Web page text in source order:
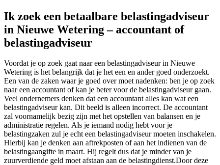
Ik zoek een betaalbare belastingadviseur
in Nieuwe Wetering – accountant of
belastingadviseur
Voordat je op zoek gaat naar een belastingadviseur in Nieuwe
Wetering is het belangrijk dat je het een en ander goed onderzoekt.
Een van de zaken waar je goed over moet nadenken: ben je op zoek
naar een accountant of kan je beter voor de belastingadviseur gaan.
Veel ondernemers denken dat een accountant alles kan wat een
belastingadviseur kan. Dit beeld is alleen incorrect. De accountant
zal voornamelijk bezig zijn met het opstellen van balansen en je
administratie regelen. Als je iemand nodig hebt voor je
belastingzaken zul je echt een belastingadviseur moeten inschakelen.
Hierbij kan je denken aan aftrekposten of aan het indienen van de
belastingaangifte in maart. Hij regelt dus dat je minder van je
zuurverdiende geld moet afstaan aan de belastingdienst.Door deze